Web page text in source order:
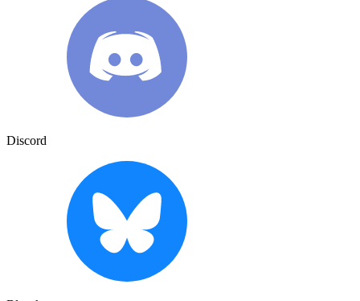
Discord